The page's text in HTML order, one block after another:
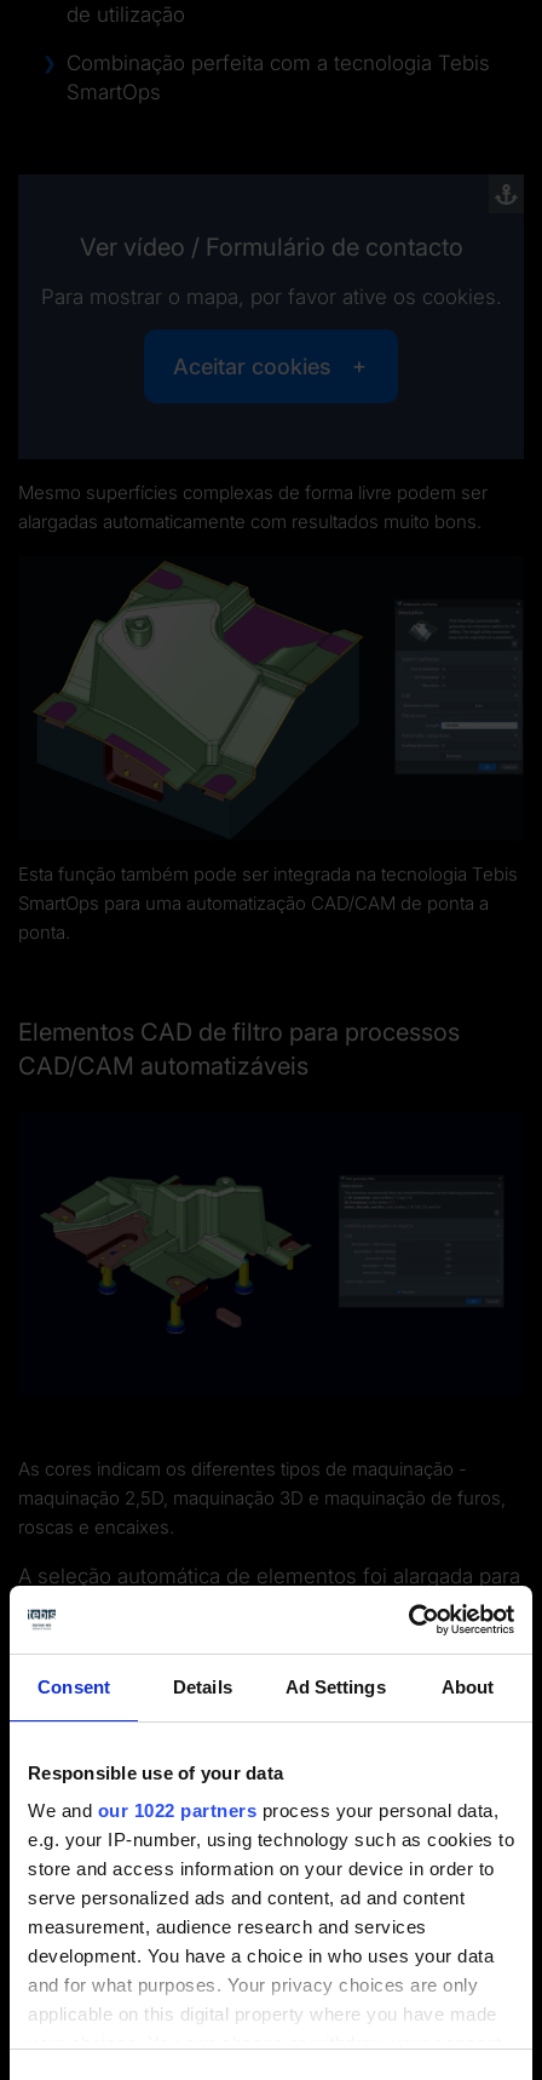
Consent Details Ad Settings About
Responsible use of your data
We and our 1022 partners process your personal data,
e.g. your IP-number, using technology such as cookies to
store and access information on your device in order to
serve personalized ads and content, ad and content
measurement, audience research and services
development. You have a choice in who uses your data
and for what purposes. Your privacy choices are only
applicable on this digital property where you have made
de utilização
Combinação perfeita com a tecnologia Tebis
SmartOps
Ver vídeo / Formulário de contacto
Para mostrar o mapa, por favor ative os cookies.
Aceitar cookies
Mesmo superfícies complexas de forma livre podem ser
alargadas automaticamente com resultados muito bons.
Esta função também pode ser integrada na tecnologia Tebis
SmartOps para uma automatização CAD/CAM de ponta a
ponta.
Elementos CAD de filtro para processos
CAD/CAM automatizáveis
As cores indicam os diferentes tipos de maquinação -
maquinação 2,5D, maquinação 3D e maquinação de furos,
roscas e encaixes.
A seleção automática de elementos foi alargada para
uma maior automatização e flexibilidade. Assim
como os elementos CAM, os
elementos CADpodem
tipo ou a cor do elemento, e reutilizados em funções
subsequentes.
Esta é também uma enorme vantagem em
combinação com a nova tecnologia SmartOps. No
nosso exemplo, o SmartOps subdivide de forma
inteligente a peça por tipo de maquinação. Os
elementos correspondentes são então
automaticamente atribuídos a NCJobs adequados.
Benefícios para si:
Preparação ideal para CAM